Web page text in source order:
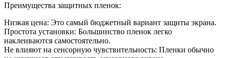
Преимущества защитных пленок:
Низкая цена: Это самый бюджетный вариант защиты экрана.
Простота установки: Большинство пленок легко
наклеиваются самостоятельно.
Не влияют на сенсорную чувствительность: Пленки обычно